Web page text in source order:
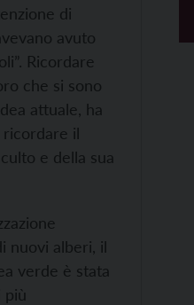
di
avuto
Ricordare
che si sono
attuale, ha
ricordare il
e della sua
nuovi alberi, il
verde è stata
più